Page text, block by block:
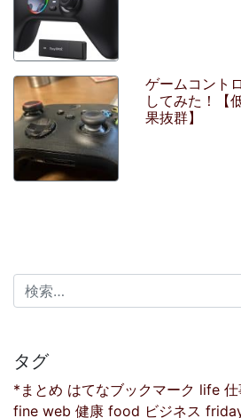
ゲームコント
してみた！【
果抜群】
検索:
タグ
*まとめ はてなブックマーク life
fine web 健康 food ビジネス